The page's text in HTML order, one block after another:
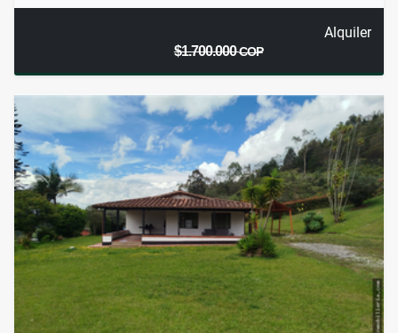
Alquiler
$1.700.000COP